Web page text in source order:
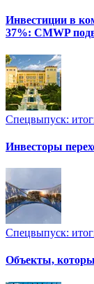
Инвестиции в
37%: CMWP
Спецвыпуск:
Инвесторы
Спецвыпуск:
Объекты,